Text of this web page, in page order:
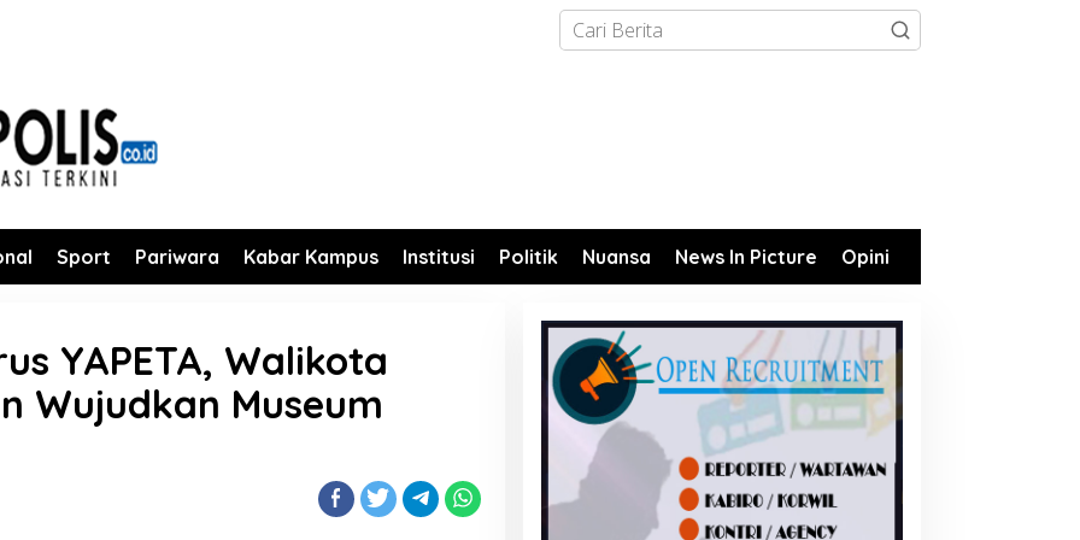
Sport Pariwara Kabar Kampus Institusi Politik Nuansa News In Picture Opini
YAPETA, Walikota
Wujudkan Museum